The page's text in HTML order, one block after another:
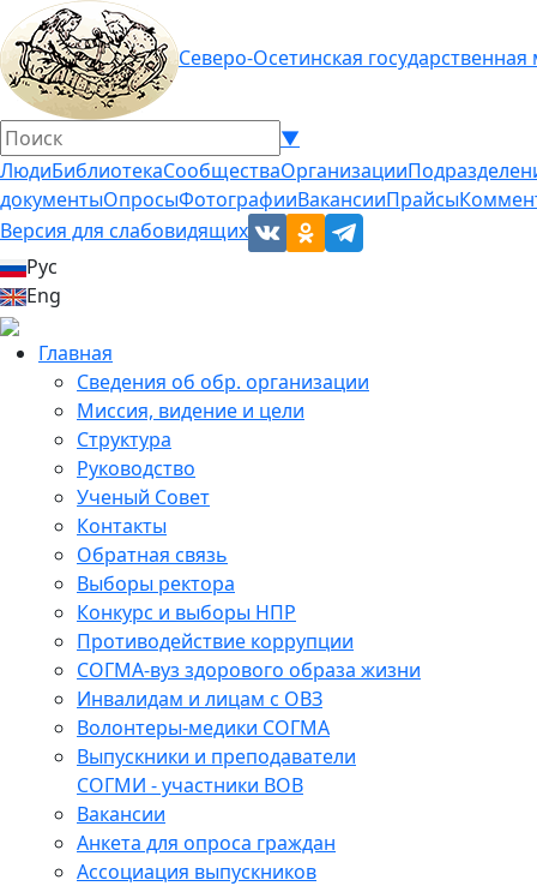
Северо-Осетинская
▼
ЛюдиБиблиотекаСообществаОрганизации
документыОпросыФотографииВакансииПрайсы
Версия для слабовидящих
Рус
Eng
Главная
Сведения об обр. организации
Миссия, видение и цели
Структура
Руководство
Ученый Совет
Контакты
Обратная связь
Выборы ректора
Конкурс и выборы НПР
Противодействие коррупции
СОГМА-вуз здорового образа жизни
Инвалидам и лицам с ОВЗ
Волонтеры-медики СОГМА
Выпускники и преподаватели
СОГМИ - участники ВОВ
Вакансии
Анкета для опроса граждан
Ассоциация выпускников